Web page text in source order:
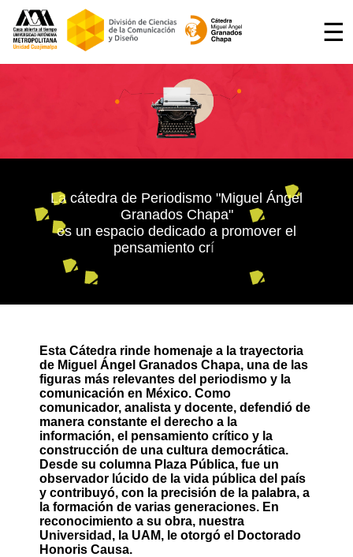
☰
La cátedra de Periodismo "Migue Ángel
Granados Chapa"
es un espacio dedicado a promover e
pensamiento crí
er
Esta Cátedra rinde homenaje a la trayectoria
de Miguel Ángel Granados Chapa, una de las
figuras más relevantes del periodismo y la
comunicación en México. Como
comunicador, analista y docente, defendió de
manera constante el derecho a la
información, el pensamiento crítico y la
construcción de una cultura democrática.
Desde su columna Plaza Pública, fue un
observador lúcido de la vida pública del país
y contribuyó, con la precisión de la palabra, a
la formación de varias generaciones. En
reconocimiento a su obra, nuestra
Universidad, la UAM, le otorgó el Doctorado
Honoris Causa.